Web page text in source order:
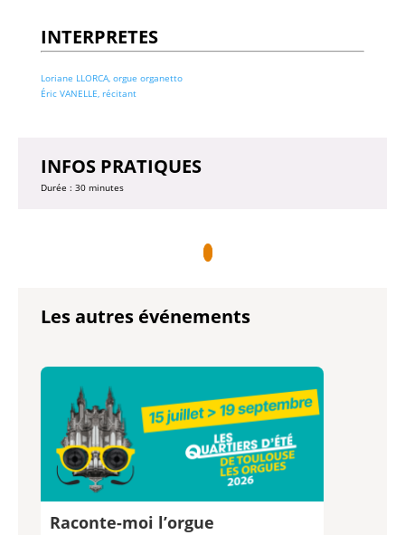
INTERPRETES
Loriane LLORCA, orgue organetto
Éric VANELLE, récitant
INFOS PRATIQUES
Durée : 30 minutes
Les autres événements
Raconte-moi l’orgue